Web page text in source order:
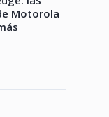
Motorola